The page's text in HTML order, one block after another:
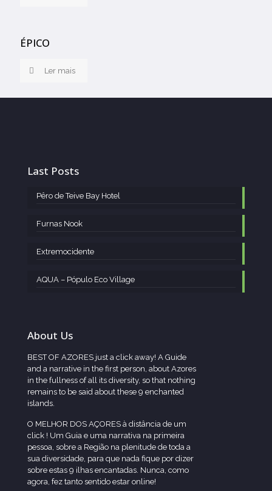
ÉPICO
Ler mais
Last Posts
Pêro de Teive Bay Hotel
Furnas Nook
Extremocidente
AQUA – Pópulo Eco Village
About Us
BEST OF AZORES just a click away! A Guide
and a narrative in the first person, about Azores
in the fullness of all its diversity, so that nothing
remains to be said about these 9 enchanted
islands.
O MELHOR DOS AÇORES à distância de um
click ! Um Guia e uma narrativa na primeira
pessoa, sobre a Região na plenitude de toda a
sua diversidade, para que nada fique por dizer
sobre estas 9 ilhas encantadas. Nunca, como
agora, fez tanto sentido estar online!